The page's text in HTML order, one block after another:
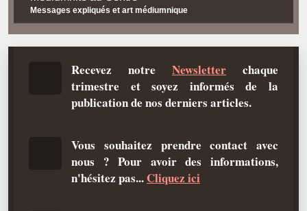
Messages expliqués et art médiumnique
Contact / Accès
La doctrine Spirite
Les bases du spiritisme
Historique
Recevez notre Newsletter chaque
trimestre et soyez informés de la
publication de nos derniers articles.
Vous souhaitez prendre contact avec
nous ? Pour avoir des informations,
n'hésitez pas... Cliquez ici